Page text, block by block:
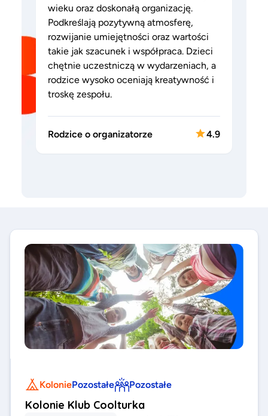
wieku oraz doskonałą organizację.
Podkreślają pozytywną atmosferę,
rozwijanie umiejętności oraz wartości
takie jak szacunek i współpraca. Dzieci
chętnie uczestniczą w wydarzeniach, a
rodzice wysoko oceniają kreatywność i
troskę zespołu.
Rodzice o organizatorze 4.9
KoloniePozostałe Pozostałe
Kolonie Klub Coolturka